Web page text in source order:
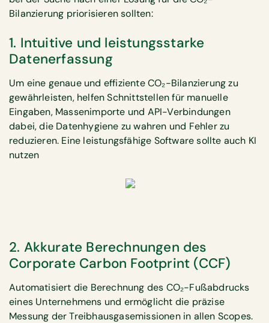
Bilanzierung priorisieren sollten:
1. Intuitive und leistungsstarke
Datenerfassung
Um eine genaue und effiziente CO₂-Bilanzierung zu
gewährleisten, helfen Schnittstellen für manuelle
Eingaben, Massenimporte und API-Verbindungen
dabei, die Datenhygiene zu wahren und Fehler zu
reduzieren. Eine leistungsfähige Software sollte auch KI
nutzen
2. Akkurate Berechnungen des
Corporate Carbon Footprint (CCF)
Automatisiert die Berechnung des CO₂-Fußabdrucks
eines Unternehmens und ermöglicht die präzise
Messung der Treibhausgasemissionen in allen Scopes.